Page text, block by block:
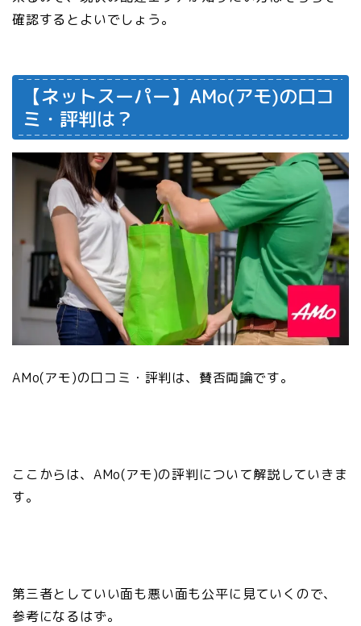
確認するとよいでしょう。
【ネットスーパー】AMo(アモ)の口コ
ミ・評判は？
AMo(アモ)の口コミ・評判は、賛否両論です。
ここからは、AMo(アモ)の評判について解説していきま
す。
第三者としていい面も悪い面も公平に見ていくので、
参考になるはず。